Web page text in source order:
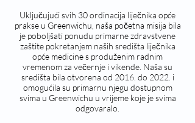
Uključujući svih 30 ordinacija liječnika opće
prakse u Greenwichu, naša početna misija bila
je poboljšati ponudu primarne zdravstvene
zaštite pokretanjem naših središta liječnika
opće medicine s produženim radnim
vremenom za večernje i vikende. Naša su
središta bila otvorena od 2016. do 2022. i
omogućila su primarnu njegu dostupnom
svima u Greenwichu u vrijeme koje je svima
odgovaralo.